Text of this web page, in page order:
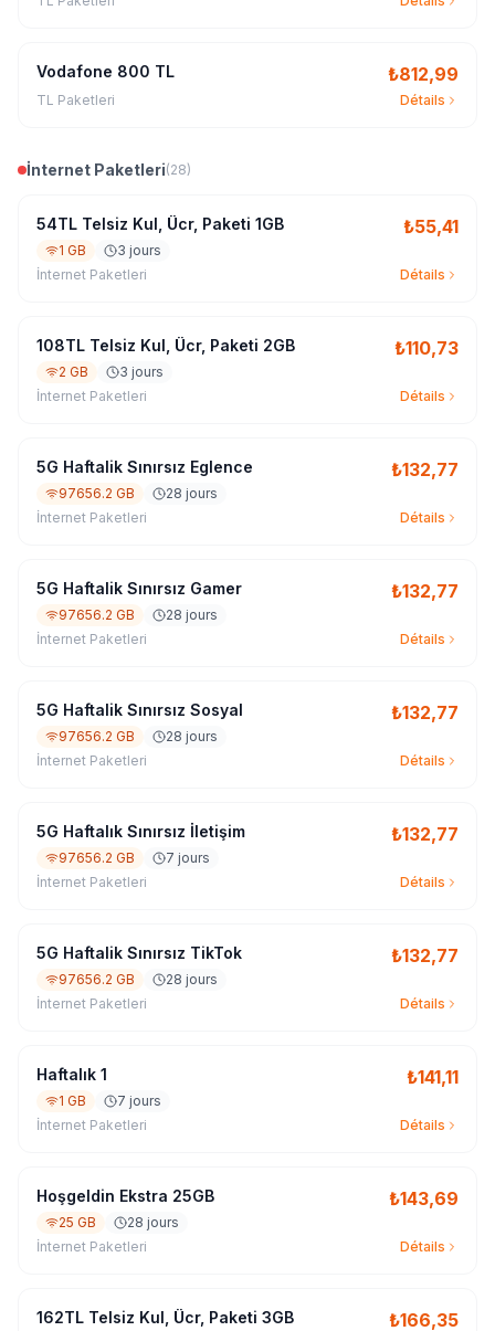
Vodafone 800 TL ₺812,99
TL Paketleri Détails
İnternet Paketleri(28)
54TL Telsiz Kul, Ücr, Paketi 1GB ₺55,41
1 GB
3 jours
İnternet Paketleri
Détails
108TL Telsiz Kul, Ücr, Paketi 2GB ₺110,73
2 GB
3 jours
İnternet Paketleri
Détails
5G Haftalik Sınırsız Eglence ₺132,77
97656.2 GB
28 jours
İnternet Paketleri
Détails
5G Haftalik Sınırsız Gamer ₺132,77
97656.2 GB
28 jours
İnternet Paketleri
Détails
5G Haftalik Sınırsız Sosyal ₺132,77
97656.2 GB
28 jours
İnternet Paketleri
Détails
5G Haftalık Sınırsız İletişim ₺132,77
97656.2 GB
7 jours
İnternet Paketleri
Détails
5G Haftalik Sınırsız TikTok ₺132,77
97656.2 GB
28 jours
İnternet Paketleri
Détails
Haftalık 1 ₺141,11
1 GB
7 jours
İnternet Paketleri
Détails
Hoşgeldin Ekstra 25GB ₺143,69
25 GB
28 jours
İnternet Paketleri
Détails
162TL Telsiz Kul, Ücr, Paketi 3GB ₺166,35